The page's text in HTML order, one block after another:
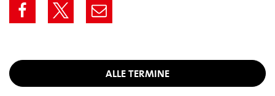
ALLE TERMINE